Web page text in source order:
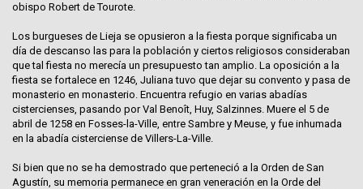
obispo Robert de Tourote.
Los burgueses de Lieja se opusieron a la fiesta porque significaba un
día de descanso las para la población y ciertos religiosos consideraban
que tal fiesta no merecía un presupuesto tan amplio. La oposición a la
fiesta se fortalece en 1246, Juliana tuvo que dejar su convento y pasa de
monasterio en monasterio. Encuentra refugio en varias abadías
cistercienses, pasando por Val Benoît, Huy, Salzinnes. Muere el 5 de
abril de 1258 en Fosses-la-Ville, entre Sambre y Meuse, y fue inhumada
en la abadía cisterciense de Villers-La-Ville.
Si bien que no se ha demostrado que perteneció a la Orden de San
Agustín, su memoria permanece en gran veneración en la Orde del